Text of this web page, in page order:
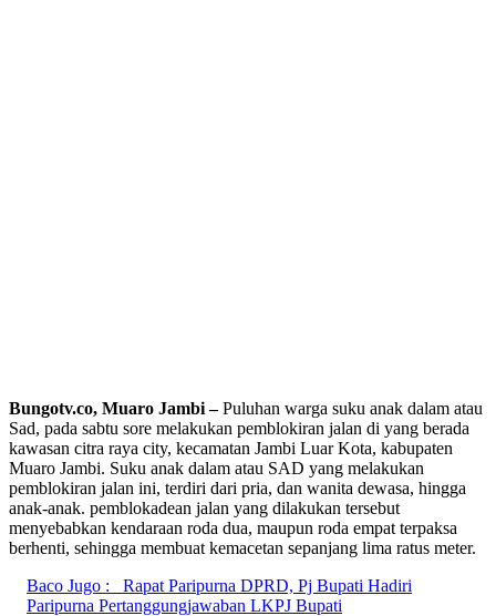
Bungotv.co, Muaro Jambi –Puluhan warga suku anak dalam atau
Sad, pada sabtu sore melakukan pemblokiran jalan di yang berada
kawasan citra raya city, kecamatan Jambi Luar Kota, kabupaten
Muaro Jambi. Suku anak dalam atau SAD yang melakukan
pemblokiran jalan ini, terdiri dari pria, dan wanita dewasa, hingga
anak-anak. pemblokadean jalan yang dilakukan tersebut
menyebabkan kendaraan roda dua, maupun roda empat terpaksa
berhenti, sehingga membuat kemacetan sepanjang lima ratus meter.
Baco Jugo :
Rapat Paripurna DPRD, Pj Bupati Hadiri
Paripurna Pertanggungjawaban LKPJ Bupati